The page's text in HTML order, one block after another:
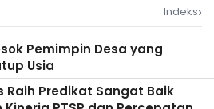
Indeks›
Pemimpin Desa yang
Usia
Raih Predikat Sangat Baik